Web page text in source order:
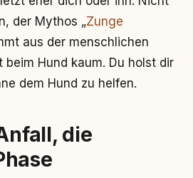
der Mythos „Zunge
aus der menschlichen
beim Hund kaum. Du holst dir
dem Hund zu helfen.
die